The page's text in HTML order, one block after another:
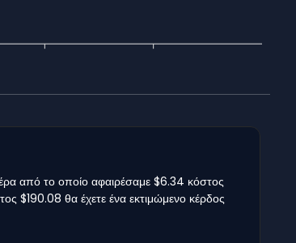
από το οποίο αφαιρέσαμε $6.34 κόστος
$190.08 θα έχετε ένα εκτιμώμενο κέρδος